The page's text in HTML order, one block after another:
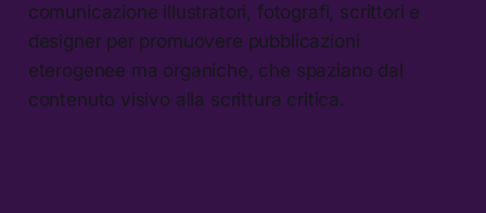
comunicazione illustratori, fotografi, scrittori e
designer per promuovere pubblicazioni
eterogenee ma organiche, che spaziano dal
contenuto visivo alla scrittura critica.